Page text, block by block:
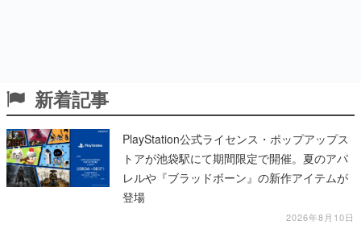
新着記事
PlayStation公式ライセンス・ポップアップス
トアが池袋駅にて期間限定で開催。夏のアパ
レルや『ブラッドボーン』の新作アイテムが
登場
2026年8月10日